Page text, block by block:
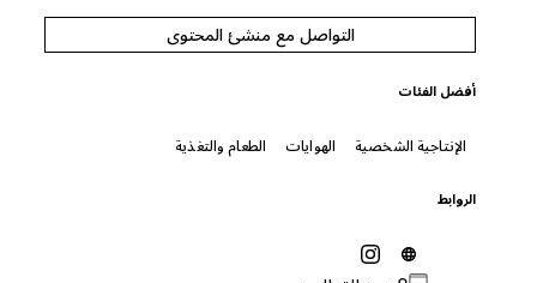
التواصل مع منشئ المحتوى
أفضل الفئات
الإنتاجية الشخصية الهوايات الطعام والتغذية